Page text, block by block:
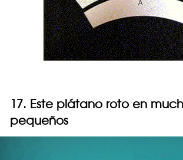
17. Este plátano roto en
pequeños